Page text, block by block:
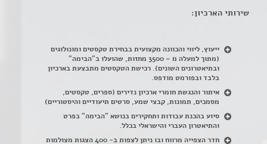
שירותי הארכיון:
ייעוץ, ליווי והכוונה מקצועית בבחירת טקסטים ומונולוגים
(מתוך למעלה מ – 3500 מחזות, שהועלו ב"הבימה"
ובתיאטרונים השונים). רכישת הטקסטים מתבצעת בארכיון
בלבד ובפורמט מודפס.
איתור והנגשת חומרי ארכיון נדירים (ספרים, טקסטים,
מסמכים, תמונות, קבצי שמע, סרטים תיעודיים והיסטוריים)
סיוע בהכנת עבודות ותחקירים בנושא "הבימה" בפרט
והתיאטרון העברי והישראלי בכלל.
חדר הצפייה מרווח ובו ניתן לצפות ב- 400 הצגות מצולמות